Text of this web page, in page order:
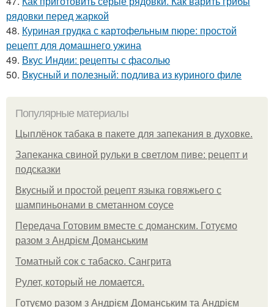
рядовки перед жаркой
48. Куриная грудка с картофельным пюре: простой
рецепт для домашнего ужина
49. Вкус Индии: рецепты с фасолью
50. Вкусный и полезный: подлива из куриного филе
Популярные материалы
Цыплёнок табака в пакете для запекания в духовке.
Запеканка свиной рульки в светлом пиве: рецепт и
подсказки
Вкусный и простой рецепт языка говяжьего с
шампиньонами в сметанном соусе
Передача Готовим вместе с доманским. Готуємо
разом з Андрієм Доманським
Томатный сок с табаско. Сангрита
Рулет, который не ломается.
Готуємо разом з Андрієм Доманським та Андрієм